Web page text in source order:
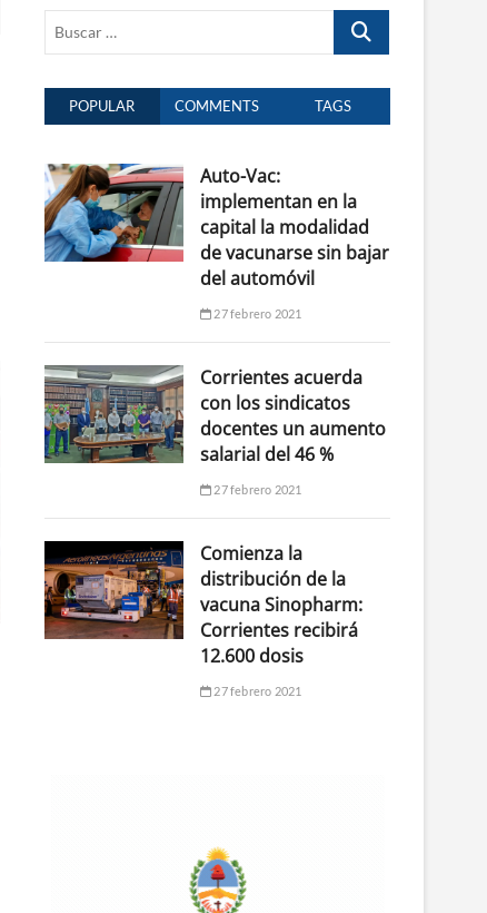
Buscar
POPULAR COMMENTS TAGS
Auto-Vac:
implementan en la
capital la modalidad
de vacunarse sin bajar
del automóvil
27 febrero 2021
Corrientes acuerda
con los sindicatos
docentes un aumento
salarial del 46 %
27 febrero 2021
Comienza la
distribución de la
vacuna Sinopharm:
Corrientes recibirá
12.600 dosis
27 febrero 2021